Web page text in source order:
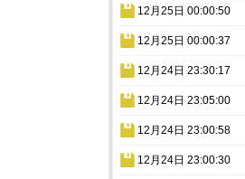
12月25日 00:00:50
12月25日 00:00:37
12月24日 23:30:17
12月24日 23:05:00
12月24日 23:00:58
12月24日 23:00:30